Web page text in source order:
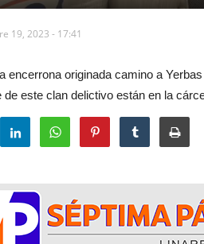
19, 2023 - 17:41
encerrona originada camino a
de este clan delictivo están en la